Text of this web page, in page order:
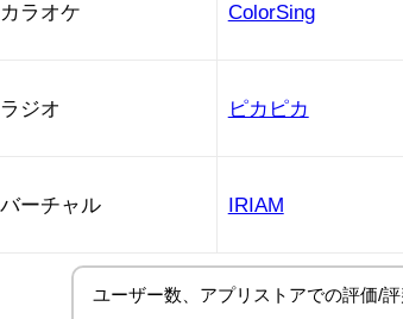
カラオケ ColorSing
ラジオ ピカピカ
バーチャル IRIAM
ユーザー数、アプリストアでの評価/